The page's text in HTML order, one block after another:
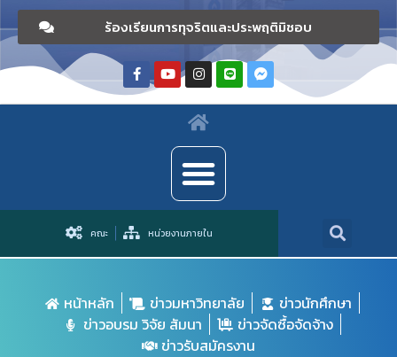
ร้องเรียนการทุจริตและประพฤติมิชอบ
คณะ หน่วยงานภายใน
หน้าหลัก ข่าวมหาวิทยาลัย
ข่าวนักศึกษา
ข่าวอบรม วิจัย สัมนา
ข่าวจัดซื้อจัดจ้าง
ข่าวรับสมัครงาน